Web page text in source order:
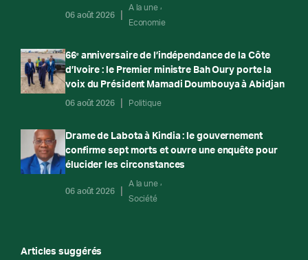
06 août 2026
A la une
Economie
66ᵉ anniversaire de l’indépendance de la Côte
d’Ivoire : le Premier ministre Bah Oury porte la
voix du Président Mamadi Doumbouya à Abidjan
06 août 2026 Politique
Drame de Labota à Kindia : le gouvernement
confirme sept morts et ouvre une enquête pour
élucider les circonstances
06 août 2026
A la une
Société
Articles suggérés